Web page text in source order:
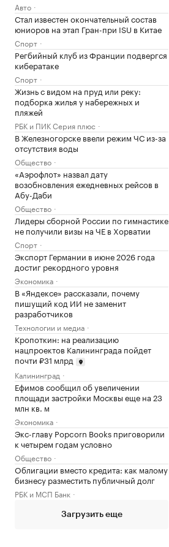
Авто
Стал известен окончательный состав
юниоров на этап Гран-при ISU в Китае
Спорт
Регбийный клуб из Франции подвергся
кибератаке
Спорт
Жизнь с видом на пруд или реку:
подборка жилья у набережных и
пляжей
РБК и ПИК Серия плюс
В Железногорске ввели режим ЧС из-за
отсутствия воды
Общество
«Аэрофлот» назвал дату
возобновления ежедневных рейсов в
Абу-Даби
Общество
Лидеры сборной России по гимнастике
не получили визы на ЧЕ в Хорватии
Спорт
Экспорт Германии в июне 2026 года
достиг рекордного уровня
Экономика
В «Яндексе» рассказали, почему
пишущий код ИИ не заменит
разработчиков
Технологии и медиа
Кропоткин: на реализацию
нацпроектов Калининграда пойдет
почти ₽31 млрд
Калининград
Ефимов сообщил об увеличении
площади застройки Москвы еще на 23
млн кв. м
Экономика
Экс-главу Popcorn Books приговорили
к четырем годам условно
Общество
Облигации вместо кредита: как малому
бизнесу разместить публичный долг
РБК и МСП Банк
Загрузить еще